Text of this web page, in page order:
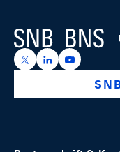
Logo
https://x.com/
https://https://